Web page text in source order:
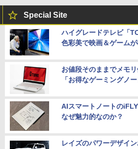
Special Site
ハイグレードテレビ「
色彩美で映画＆ゲーム
お値段そのままでメモ
「お得なゲーミングノー
AIスマートノートの
なぜ魅力的なのか？
レイズのパワーデザイ